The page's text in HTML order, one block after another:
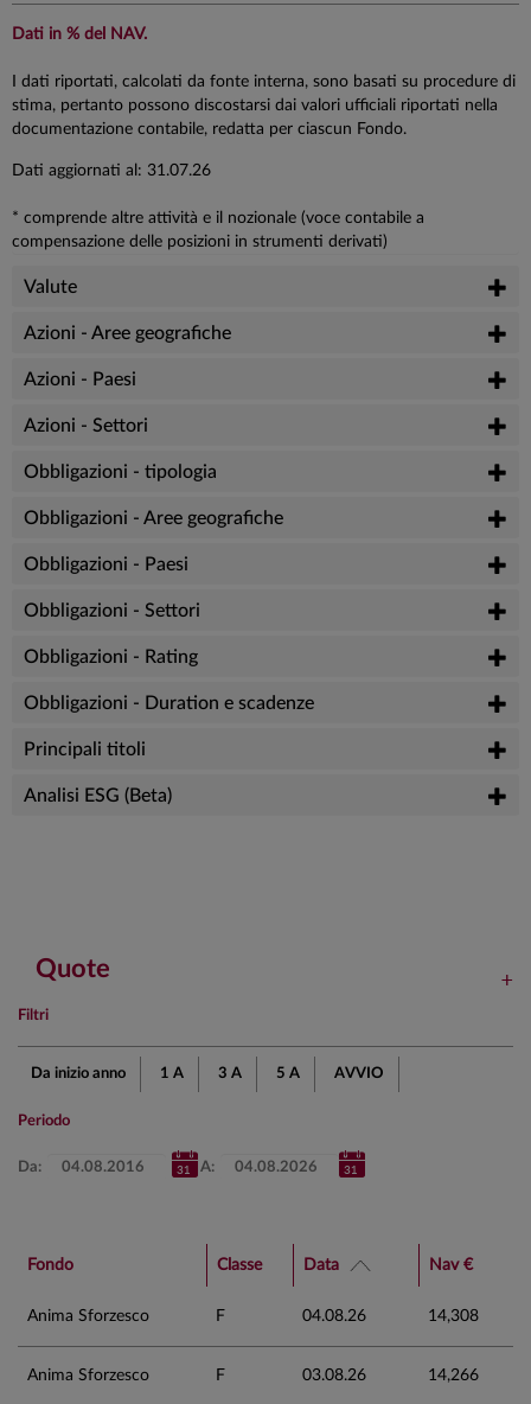
Dati in % del NAV.
I dati riportati, calcolati da fonte interna, sono basati su procedure di
stima, pertanto possono discostarsi dai valori ufficiali riportati nella
documentazione contabile, redatta per ciascun Fondo.
Dati aggiornati al: 31.07.26
* comprende altre attività e il nozionale (voce contabile a
compensazione delle posizioni in strumenti derivati)
Valute
Azioni - Aree geografiche
Azioni - Paesi
Azioni - Settori
Obbligazioni - tipologia
Obbligazioni - Aree geografiche
Obbligazioni - Paesi
Obbligazioni - Settori
Obbligazioni - Rating
Obbligazioni - Duration e scadenze
Principali titoli
Analisi ESG (Beta)
Quote
Filtri
Da inizio anno 1 A 3 A 5 A AVVIO
Periodo
Da: A:
Fondo Classe Data Nav €
Anima Sforzesco F 04.08.26 14,308
Anima Sforzesco F 03.08.26 14,266